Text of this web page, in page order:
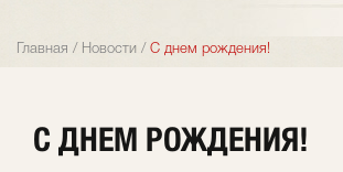
Главная / Новости / С днем рождения!
С ДНЕМ РОЖДЕНИЯ!